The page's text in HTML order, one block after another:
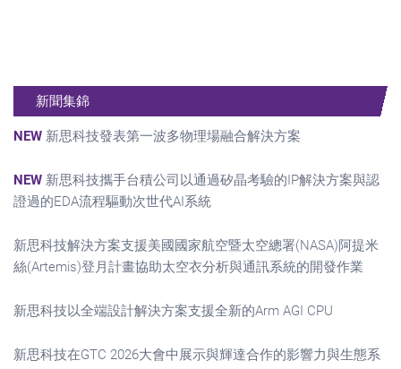
新聞集錦
NEW 新思科技發表第一波多物理場融合解決方案
NEW 新思科技攜手台積公司以通過矽晶考驗的IP解決方案與認
證過的EDA流程驅動次世代AI系統
新思科技解決方案支援美國國家航空暨太空總署(NASA)阿提米
絲(Artemis)登月計畫協助太空衣分析與通訊系統的開發作業
新思科技以全端設計解決方案支援全新的Arm AGI CPU
新思科技在GTC 2026大會中展示與輝達合作的影響力與生態系